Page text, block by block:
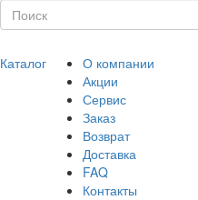
Каталог
О компании
Акции
Сервис
Заказ
Возврат
Доставка
FAQ
Контакты